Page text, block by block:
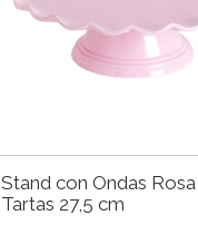
Stand con Ondas
Tartas 27,5 cm